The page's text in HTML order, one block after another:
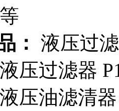
： 液压过
压过滤器
压油滤清